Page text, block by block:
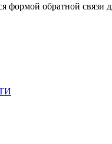
формой обратной связи